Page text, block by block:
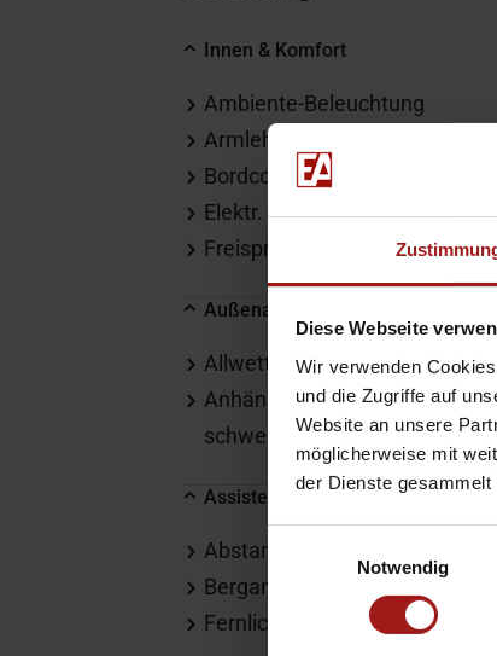
Diese Webseite
Wir verwenden
und die Zugriffe auf
Website an unsere
möglicherweise mit
der Dienste gesammelt
Notwendig
Innen & Komfort
Ambiente-Beleuchtung
Armlehne
Bordcomputer
Elektr. Fensterheber
Freisprecheinrichtung
Außenausstattung
Allwetterreifen
Anhängerkupplung
schwenkbar
Assistenten
Abstandswarner
Berganfahrassistent
Fernlichtassistent